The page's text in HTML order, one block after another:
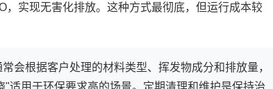
实现无害化排放。这种方式最彻底，但运行成本较
会根据客户处理的材料类型、挥发物成分和排放量，
适用于环保要求高的场景。定期清理和维护是保持治